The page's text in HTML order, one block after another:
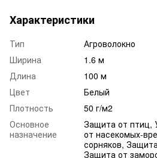
Характеристики
Тип
Агроволокно
Ширина
1.6 м
Длина
100 м
Цвет
Белый
Плотность
50 г/м2
Основное
назначение
Защита от птиц,
от насекомых-
сорняков,
Защита от